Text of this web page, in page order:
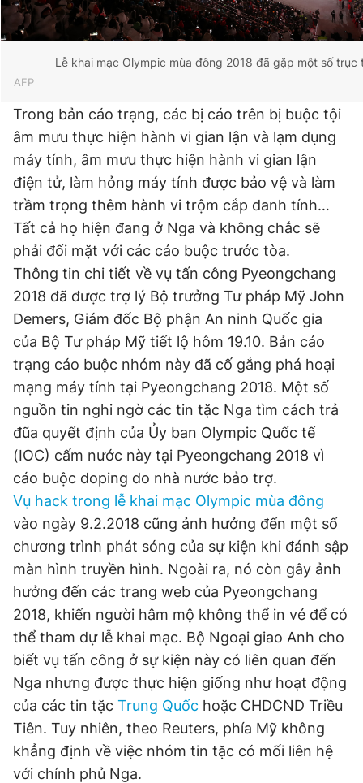
Lễ khai mạc Olympic mùa đông 2018 đã gặp một số trục
AFP
Trong bản cáo trạng, các bị cáo trên bị buộc tội
âm mưu thực hiện hành vi gian lận và lạm dụng
máy tính, âm mưu thực hiện hành vi gian lận
điện tử, làm hỏng máy tính được bảo vệ và làm
trầm trọng thêm hành vi trộm cắp danh tính…
Tất cả họ hiện đang ở Nga và không chắc sẽ
phải đối mặt với các cáo buộc trước tòa.
Thông tin chi tiết về vụ tấn công Pyeongchang
2018 đã được trợ lý Bộ trưởng Tư pháp Mỹ John
Demers, Giám đốc Bộ phận An ninh Quốc gia
của Bộ Tư pháp Mỹ tiết lộ hôm 19.10. Bản cáo
trạng cáo buộc nhóm này đã cố gắng phá hoại
mạng máy tính tại Pyeongchang 2018. Một số
nguồn tin nghi ngờ các tin tặc Nga tìm cách trả
đũa quyết định của Ủy ban Olympic Quốc tế
(IOC) cấm nước này tại Pyeongchang 2018 vì
cáo buộc doping do nhà nước bảo trợ.
Vụ hack trong lễ khai mạc Olympic mùa đông
vào ngày 9.2.2018 cũng ảnh hưởng đến một số
chương trình phát sóng của sự kiện khi đánh sập
màn hình truyền hình. Ngoài ra, nó còn gây ảnh
hưởng đến các trang web của Pyeongchang
2018, khiến người hâm mộ không thể in vé để có
thể tham dự lễ khai mạc. Bộ Ngoại giao Anh cho
biết vụ tấn công ở sự kiện này có liên quan đến
Nga nhưng được thực hiện giống như hoạt động
của các tin tặc Trung Quốc hoặc CHDCND Triều
Tiên. Tuy nhiên, theo Reuters, phía Mỹ không
khẳng định về việc nhóm tin tặc có mối liên hệ
với chính phủ Nga.